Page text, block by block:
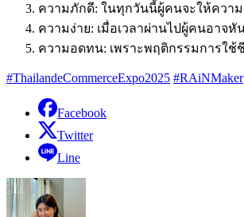
ความภักดี: ในทุกวันนี้ผู้คนจะให้ควา
ความง่าย: เมื่อเวลาผ่านไปผู้คนอาจ
ความอดทน: เพราะพฤติกรรมการใช้
#ThailandeCommerceExpo2025 #RAiNMaker
Facebook
Twitter
Line